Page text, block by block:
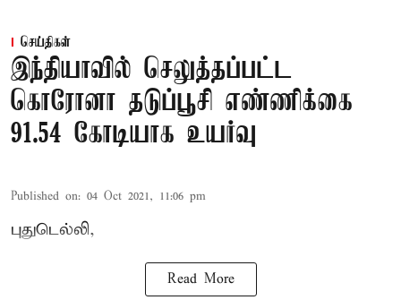
செய்திகள்
இந்தியாவில் செலுத்தப்பட்ட
கொரோனா தடுப்பூசி எண்ணிக்கை
91.54 கோடியாக உயர்வு
Published on: 04 Oct 2021, 11:06 pm
புதுடெல்லி,
Read More